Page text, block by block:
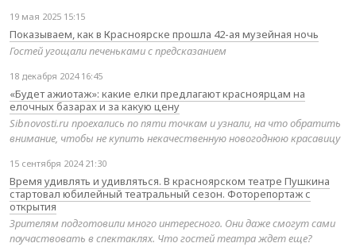
19 мая 2025 15:15
Показываем, как в Красноярске прошла 42-ая музейная ночь
Гостей угощали печеньками с предсказанием
18 декабря 2024 16:45
«Будет ажиотаж»: какие елки предлагают красноярцам на
елочных базарах и за какую цену
Sibnovosti.ru проехались по пяти точкам и узнали, на что обратить
внимание, чтобы не купить некачественную новогоднюю красавицу
15 сентября 2024 21:30
Время удивлять и удивляться. В красноярском театре Пушкина
стартовал юбилейный театральный сезон. Фоторепортаж с
открытия
Зрителям подготовили много интересного. Они даже смогут сами
поучаствовать в спектаклях. Что гостей театра ждет еще?